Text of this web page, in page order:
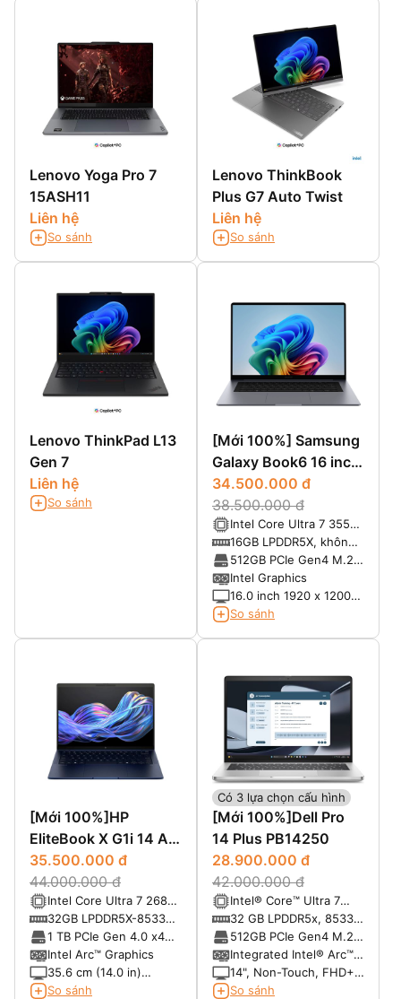
Lenovo Yoga Pro 7
15ASH11
Liên hệ
So sánh
Lenovo ThinkBook
Plus G7 Auto Twist
Liên hệ
So sánh
Lenovo ThinkPad L13
Gen 7
Liên hệ
So sánh
[Mới 100%] Samsung
Galaxy Book6 16 inch
(2026) Copilot+ PC -
Core Ultra 7 355,
RAM 16GB, SSD 1TB,
16.0" IPS WUXGA
34.500.000 đ
38.500.000 đ
Intel Core Ultra 7 355
(8 nhân, 8 luồng, xung
nhịp tối đa 4.7GHz,
12MB Intel Smart
Cache, NPU 49 TOPS)
16GB LPDDR5X, không
hỗ trợ nâng cấp
512GB PCIe Gen4 M.2
SSD
Intel Graphics
16.0 inch 1920 x 1200
(WUXGA) IPS, tỷ lệ
So sánh
[Mới 100%]HP
EliteBook X G1i 14 AI
(2025)
35.500.000 đ
44.000.000 đ
Intel Core Ultra 7 268V
(2.2 GHz P-core base
frequency, up to 5.0
GHz Max Turbo
frequency 48 NPU
TOPS)
32GB LPDDR5X-8533
MT/s
1 TB PCIe Gen 4.0 x4
NVMe TLC SSD
Intel Arc™ Graphics
35.6 cm (14.0 in)
diagonal, WUXGA (1920
So sánh
Có 3 lựa chọn cấu hình
[Mới 100%]Dell Pro
14 Plus PB14250
28.900.000 đ
42.000.000 đ
Intel® Core™ Ultra 7
268V, vPro® (48 TOPS
NPU, 8 cores, up to 5.0
GHz)
32 GB LPDDR5x, 8533
MT/s, dual-channel
(onboard)
512GB PCIe Gen4 M.2
SSD
Integrated Intel® Arc™
graphics
14", Non-Touch, FHD+,
Anti-Glare, 300 nits,
So sánh